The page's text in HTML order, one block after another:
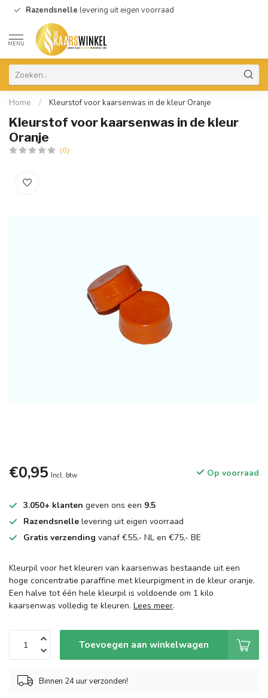
Razendsnelle levering uit eigen voorraad
MENU
Home / Kleurstof voor kaarsenwas in de kleur Oranje
Kleurstof voor kaarsenwas in de kleur
Oranje
(0)
€0,95 Incl. btw Op voorraad
3.050+ klanten geven ons een 9.5
Razendsnelle levering uit eigen voorraad
Gratis verzending vanaf €55,- NL en €75,- BE
Kleurpil voor het kleuren van kaarsenwas bestaande uit een
hoge concentratie paraffine met kleurpigment in de kleur oranje.
Een halve tot één hele kleurpil is voldoende om 1 kilo
kaarsenwas volledig te kleuren. Lees meer.
Toevoegen aan winkelwagen
Binnen 24 uur verzonden!